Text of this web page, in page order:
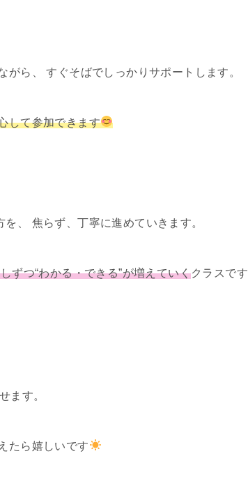
ら、 すぐそばでしっかりサポートします。
して参加できます
、 焦らず、丁寧に進めていきます。
ずつ“わかる・できる”が増えていくクラスです
ます。
たら嬉しいです